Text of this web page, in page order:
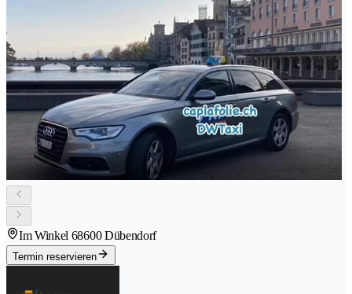
Im Winkel 68600 Dübendorf
Termin reservieren